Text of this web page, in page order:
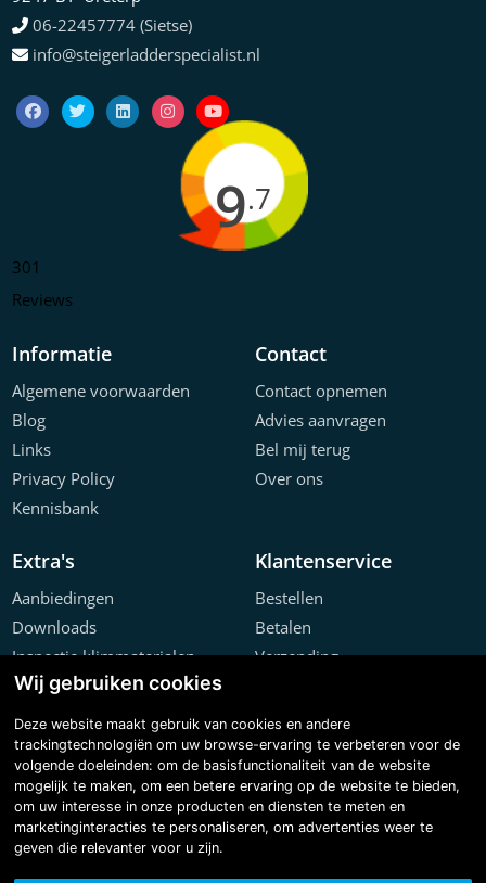
06-22457774 (Sietse)
info@steigerladderspecialist.nl
9.7
301
Reviews
Informatie
Algemene voorwaarden
Blog
Links
Privacy Policy
Kennisbank
Contact
Contact opnemen
Advies aanvragen
Bel mij terug
Over ons
Extra's
Aanbiedingen
Downloads
Inspectie klimmaterialen
Offerte configurator
Projecten
Klantenservice
Bestellen
Betalen
Verzending
Klachten
Wij gebruiken cookies
Deze website maakt gebruik van cookies en andere
trackingtechnologiën om uw browse-ervaring te verbeteren voor de
volgende doeleinden: om de basisfunctionaliteit van de website
mogelijk te maken, om een betere ervaring op de website te bieden,
om uw interesse in onze producten en diensten te meten en
marketinginteracties te personaliseren, om advertenties weer te
geven die relevanter voor u zijn.